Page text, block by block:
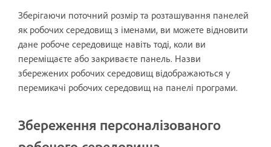
Зберігаючи поточний розмір та розташування панелей
як робочих середовищ з іменами, ви можете відновити
дане робоче середовище навіть тоді, коли ви
переміщаєте або закриваєте панель. Назви
збережених робочих середовищ відображаються у
перемикачі робочих середовищ на панелі програми.
Збереження персоналізованого